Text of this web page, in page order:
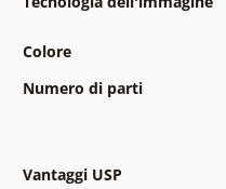
Colore
Numero di parti
Vantaggi USP